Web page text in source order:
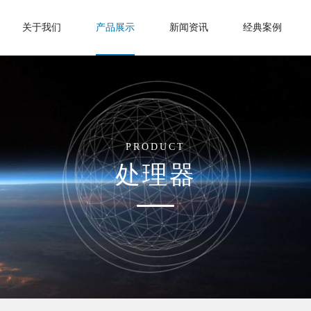
关于我们 产品展示 新闻资讯 经典案例
PRODUCT
处理器